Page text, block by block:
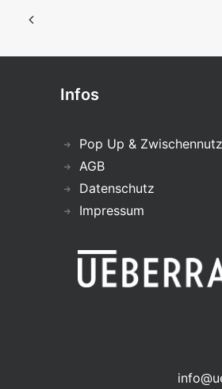
Infos
Pop Up &
AGB
Datenschutz
Impressum